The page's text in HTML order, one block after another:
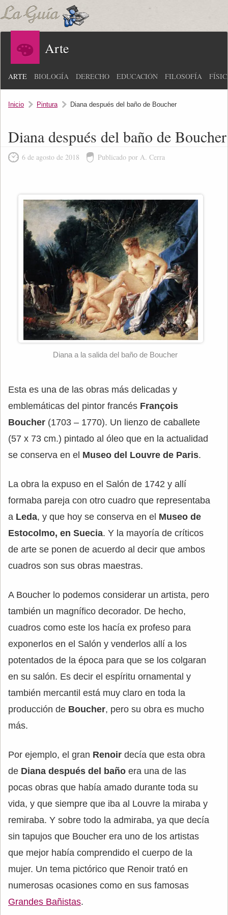
Arte
ARTE BIOLOGÍA DERECHO EDUCACIÓN FILOSOFÍA
Inicio Pintura Diana después del baño de Boucher
Diana después del baño de Boucher
6 de agosto de 2018 Publicado por A. Cerra
Diana a la salida del baño de Boucher
Esta es una de las obras más delicadas y
emblemáticas del pintor francés François
Boucher (1703 – 1770). Un lienzo de caballete
(57 x 73 cm.) pintado al óleo que en la actualidad
se conserva en el Museo del Louvre de Paris.
La obra la expuso en el Salón de 1742 y allí
formaba pareja con otro cuadro que representaba
a Leda, y que hoy se conserva en el Museo de
Estocolmo, en Suecia. Y la mayoría de críticos
de arte se ponen de acuerdo al decir que ambos
cuadros son sus obras maestras.
A Boucher lo podemos considerar un artista, pero
también un magnífico decorador. De hecho,
cuadros como este los hacía ex profeso para
exponerlos en el Salón y venderlos allí a los
potentados de la época para que se los colgaran
en su salón. Es decir el espíritu ornamental y
también mercantil está muy claro en toda la
producción de Boucher, pero su obra es mucho
más.
Por ejemplo, el gran Renoir decía que esta obra
de Diana después del baño era una de las
pocas obras que había amado durante toda su
vida, y que siempre que iba al Louvre la miraba y
remiraba. Y sobre todo la admiraba, ya que decía
sin tapujos que Boucher era uno de los artistas
que mejor había comprendido el cuerpo de la
mujer. Un tema pictórico que Renoir trató en
numerosas ocasiones como en sus famosas
Grandes Bañistas.